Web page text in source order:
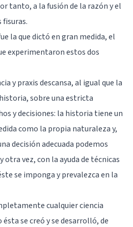
tanto, a la fusión de la razón y el
fisuras.
la que dictó en gran medida, el
experimentaron estos dos
y praxis descansa, al igual que la
sobre una estricta
y decisiones: la historia tiene un
como la propia naturaleza y,
decisión adecuada podemos
vez, con la ayuda de técnicas
se imponga y prevalezca en la
cualquier ciencia
se creó y se desarrolló, de